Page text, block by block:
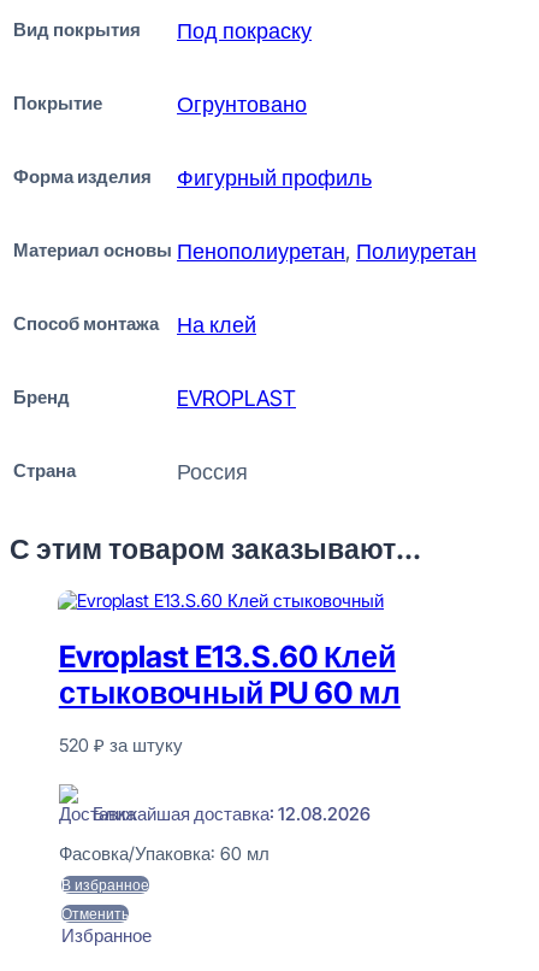
Вид покрытия Под покраску
Покрытие Огрунтовано
Форма изделия Фигурный профиль
Материал основы Пенополиуретан, Полиуретан
Способ монтажа На клей
Бренд EVROPLAST
Страна Россия
С этим товаром заказывают...
Evroplast E13.S.60 Клей
стыковочный PU 60 мл
520 ₽ за штуку
Ближайшая доставка: 12.08.2026
Фасовка/Упаковка: 60 мл
В избранное
Отменить
Избранное